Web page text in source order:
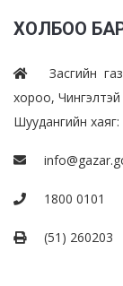
ХОЛБОО
Засгийн
хороо,
Шуудангийн хаяг:
1800 0101
(51) 260203